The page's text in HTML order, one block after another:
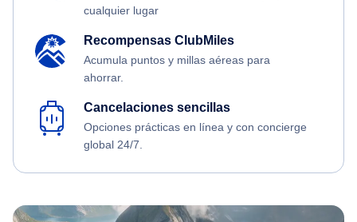
cualquier lugar
Recompensas ClubMiles
Acumula puntos y millas aéreas para
ahorrar.
Cancelaciones sencillas
Opciones prácticas en línea y con concierge
global 24/7.